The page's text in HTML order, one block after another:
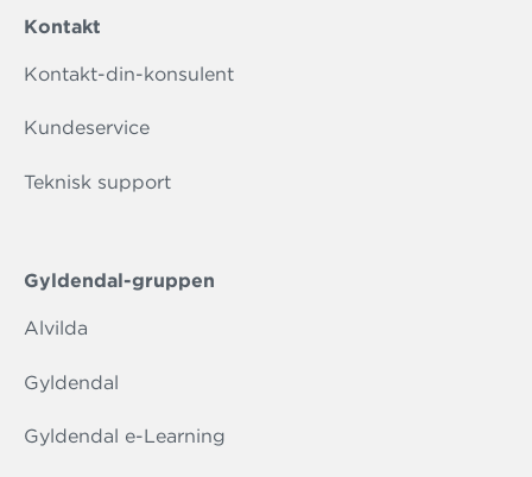
Kontakt
Kontakt-din-konsulent
Kundeservice
Teknisk support
Gyldendal-gruppen
Alvilda
Gyldendal
Gyldendal e-Learning